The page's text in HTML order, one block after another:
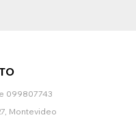
099807743
Montevideo